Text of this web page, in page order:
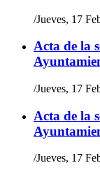
/Jueves, 17
Acta de la
/Jueves, 17
Acta de la
/Jueves, 17